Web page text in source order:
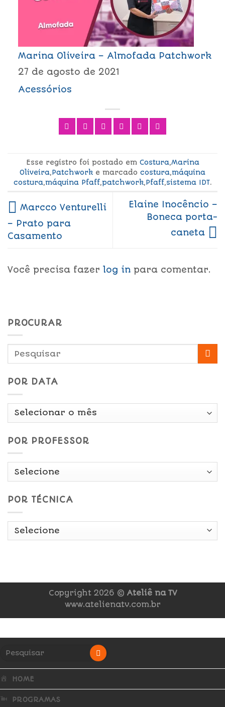
Marina Oliveira – Almofada Patchwork
27 de agosto de 2021
Acessórios
Esse registro foi postado em Costura,Marina
Oliveira,Patchwork e marcado costura,máquina
costura,máquina Pfaff,patchwork,Pfaff,sistema IDT.
Marcco Venturelli
– Prato para
Casamento
Elaine Inocêncio –
Boneca porta-
caneta
Você precisa fazer log in para comentar.
PROCURAR
POR DATA
Por
POR PROFESSOR
POR TÉCNICA
Copyright 2026 © Ateliê na TV
www.atelienatv.com.br
HOME
PROGRAMAS